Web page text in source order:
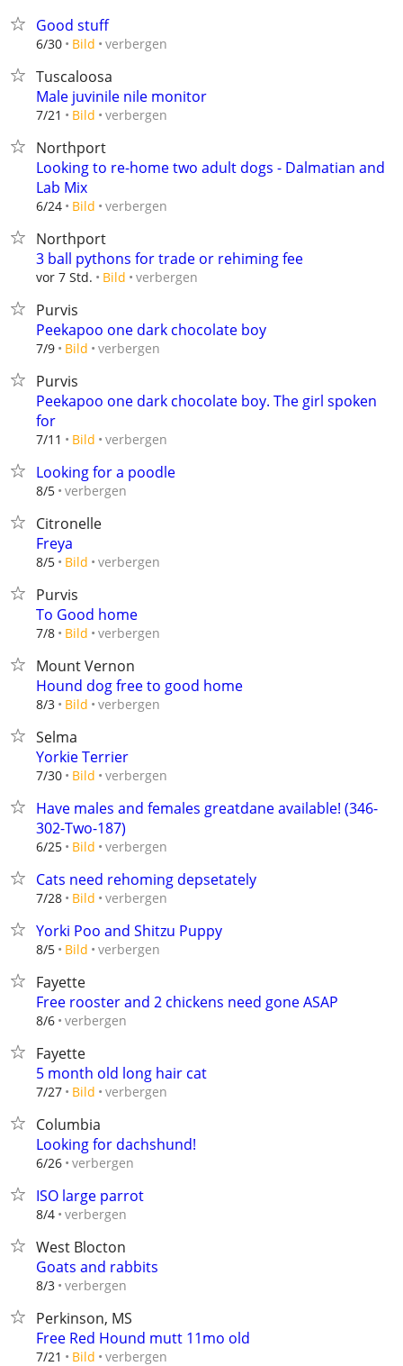
Good stuff
6/30 Bild verbergen
Tuscaloosa
Male juvinile nile monitor
7/21 Bild verbergen
Northport
Looking to re-home two adult dogs - Dalmatian and
Lab Mix
6/24 Bild verbergen
Northport
3 ball pythons for trade or rehiming fee
vor 7 Std. Bild verbergen
Purvis
Peekapoo one dark chocolate boy
7/9 Bild verbergen
Purvis
Peekapoo one dark chocolate boy. The girl spoken
for
7/11 Bild verbergen
Looking for a poodle
8/5 verbergen
Citronelle
Freya
8/5 Bild verbergen
Purvis
To Good home
7/8 Bild verbergen
Mount Vernon
Hound dog free to good home
8/3 Bild verbergen
Selma
Yorkie Terrier
7/30 Bild verbergen
Have males and females greatdane available! (346-
302-Two-187)
6/25 Bild verbergen
Cats need rehoming depsetately
7/28 Bild verbergen
Yorki Poo and Shitzu Puppy
8/5 Bild verbergen
Fayette
Free rooster and 2 chickens need gone ASAP
8/6 verbergen
Fayette
5 month old long hair cat
7/27 Bild verbergen
Columbia
Looking for dachshund!
6/26 verbergen
ISO large parrot
8/4 verbergen
West Blocton
Goats and rabbits
8/3 verbergen
Perkinson, MS
Free Red Hound mutt 11mo old
7/21 Bild verbergen